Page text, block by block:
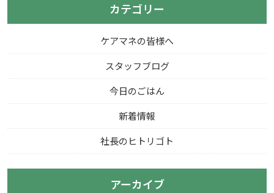
カテゴリー
ケアマネの皆様へ
スタッフブログ
今日のごはん
新着情報
社長のヒトリゴト
アーカイブ